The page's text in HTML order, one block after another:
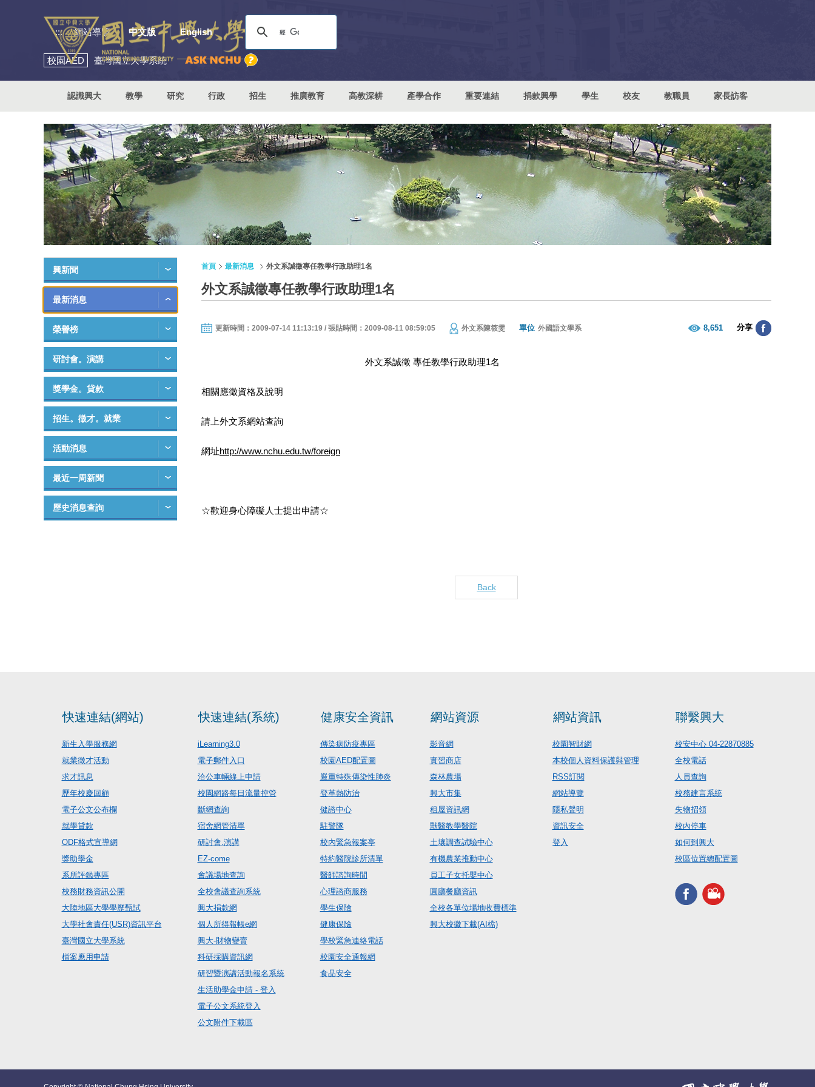
::: 網站導覽 中文版 English
校園AED 臺灣國立大學系統
認識興大 教學 研究 行政 招生 推廣教育 高教深耕 產學合作 重要連結 捐款興學 學生 校友 教職員 家長訪客
興新聞
最新消息
榮譽榜
研討會。演講
獎學金。貸款
招生。徵才。就業
活動消息
最近一周新聞
歷史消息查詢
首頁 最新消息 外文系誠徵專任教學行政助理1名
外文系誠徵專任教學行政助理1名
更新時間：2009-07-14 11:13:19 / 張貼時間：2009-08-11 08:59:05 外文系陳筱雯 單位 外國語文學系 8,651 分享
外文系誠徵 專任教學行政助理1名
相關應徵資格及說明
請上外文系網站查詢
網址http://www.nchu.edu.tw/foreign
☆歡迎身心障礙人士提出申請☆
Back
快速連結(網站)
新生入學服務網
就業徵才活動
求才訊息
歷年校慶回顧
電子公文公布欄
就學貸款
ODF格式宣導網
獎助學金
系所評鑑專區
校務財務資訊公開
大陸地區大學學歷甄試
大學社會責任(USR)資訊平台
臺灣國立大學系統
檔案應用申請
快速連結(系統)
iLearning3.0
電子郵件入口
洽公車輛線上申請
校園網路每日流量控管
斷網查詢
宿舍網管清單
研討會.演講
EZ-come
會議場地查詢
全校會議查詢系統
興大捐款網
個人所得報帳e網
興大-財物變賣
科研採購資訊網
研習暨演講活動報名系統
生活助學金申請 - 登入
電子公文系統登入
公文附件下載區
健康安全資訊
傳染病防疫專區
校園AED配置圖
嚴重特殊傳染性肺炎
登革熱防治
健諮中心
駐警隊
校內緊急報案亭
特約醫院診所清單
醫師諮詢時間
心理諮商服務
學生保險
健康保險
學校緊急連絡電話
校園安全通報網
食品安全
網站資源
影音網
實習商店
森林農場
興大市集
租屋資訊網
獸醫教學醫院
土壤調查試驗中心
有機農業推動中心
員工子女托嬰中心
圓廳餐廳資訊
全校各單位場地收費標準
興大校徽下載(AI檔)
網站資訊
校園智財網
本校個人資料保護與管理
RSS訂閱
網站導覽
隱私聲明
資訊安全
登入
聯繫興大
校安中心 04-22870885
全校電話
人員查詢
校務建言系統
失物招領
校內停車
如何到興大
校區位置總配置圖